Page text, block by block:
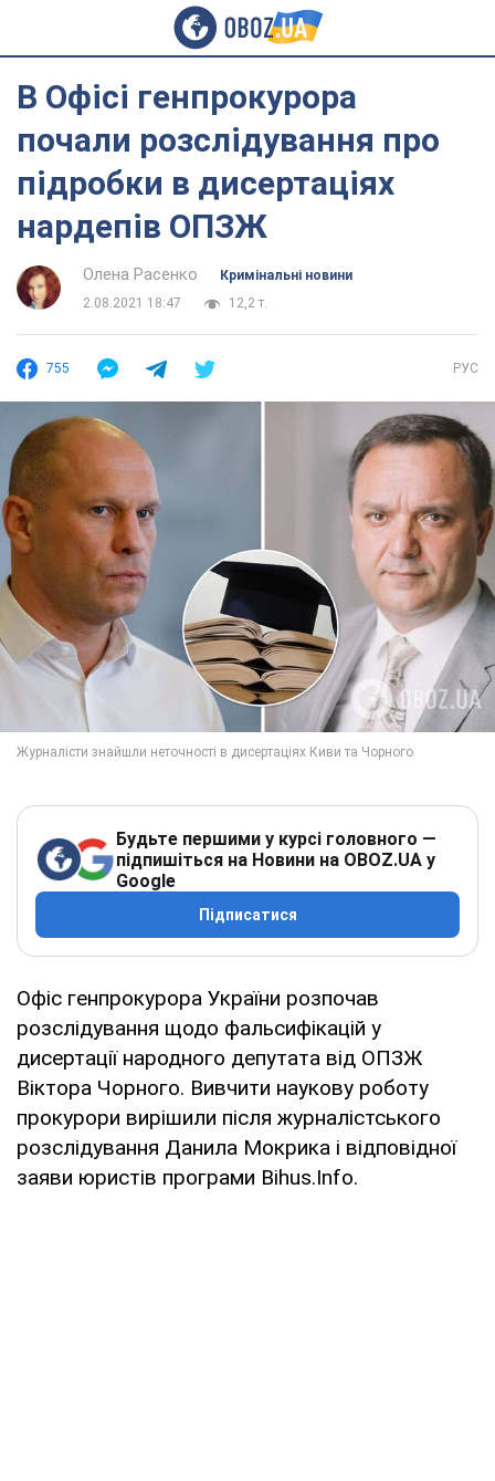
В Офісі генпрокурора
почали розслідування про
підробки в дисертаціях
нардепів ОПЗЖ
Олена Расенко
Кримінальні новини
2.08.2021 18:47
12,2 т.
755 РУС
Будьте першими у курсі головного —
підпишіться на Новини на OBOZ.UA у
Google
Підписатися
Офіс генпрокурора України розпочав
розслідування щодо фальсифікацій у
дисертації народного депутата від ОПЗЖ
Віктора Чорного. Вивчити наукову роботу
прокурори вирішили після журналістського
розслідування Данила Мокрика і відповідної
заяви юристів програми Bihus.Info.